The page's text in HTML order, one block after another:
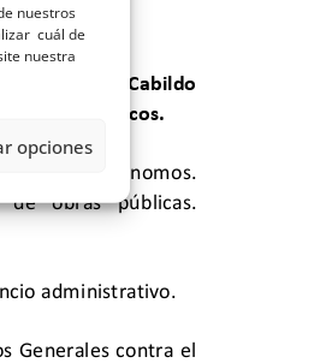
nuestros
cuál de
nuestra
opciones